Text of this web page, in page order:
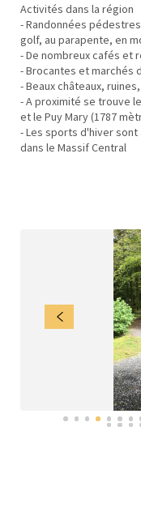
Activités dans la région
- Randonnées
golf, au parapente, en
- De nombreux cafés et
- Brocantes et marchés
- Beaux châteaux,
- A proximité se trouve
et le Puy Mary (1787
- Les sports d'hiver
dans le Massif Central